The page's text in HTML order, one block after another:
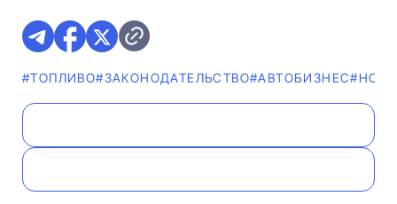
#ТОПЛИВО#ЗАКОНОДАТЕЛЬСТВО#AВТОБИЗНЕС